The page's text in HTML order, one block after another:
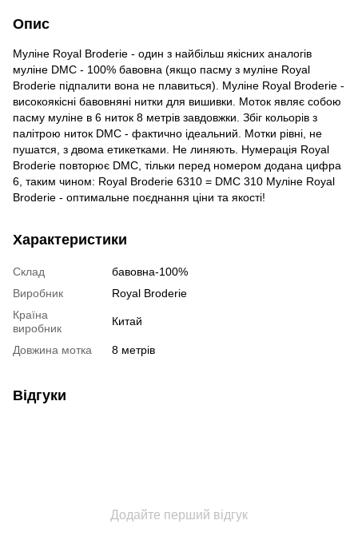
Опис
Муліне Royal Broderie - один з найбільш якісних аналогів
муліне DMC - 100% бавовна (якщо пасму з муліне Royal
Broderie підпалити вона не плавиться). Муліне Royal Broderie -
високоякісні бавовняні нитки для вишивки. Моток являє собою
пасму муліне в 6 ниток 8 метрів завдовжки. Збіг кольорів з
палітрою ниток DMC - фактично ідеальний. Мотки рівні, не
пушатся, з двома етикетками. Не линяють. Нумерація Royal
Broderie повторює DMC, тільки перед номером додана цифра
6, таким чином: Royal Broderie 6310 = DMC 310 Муліне Royal
Broderie - оптимальне поєднання ціни та якості!
Характеристики
Склад
бавовна-100%
Виробник
Royal Broderie
Країна
виробник
Китай
Довжина мотка 8 метрів
Відгуки
Додайте перший відгук